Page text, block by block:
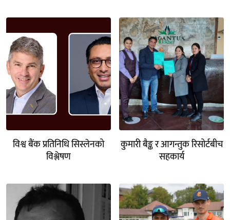
विश्व बैंक प्रतिनिधि सिस्लेनको
विश्लेषण
कुमारी बैङ्क र आगन्तुक रिसोर्टबीच
सहकार्य